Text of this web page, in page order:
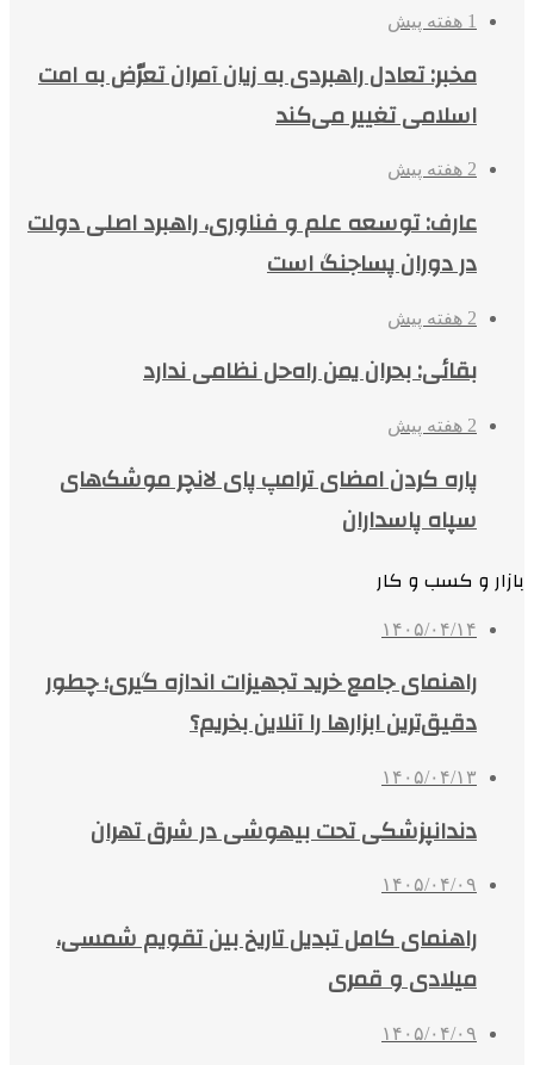
1 هفته پیش
مخبر: تعادل راهبردی به زیان آمران تعرّض به امت
اسلامی تغییر می‌کند
2 هفته پیش
عارف: توسعه علم و فناوری، راهبرد اصلی دولت
در دوران پساجنگ است
2 هفته پیش
بقائی: بحران یمن راه‌حل نظامی ندارد
2 هفته پیش
پاره کردن امضای ترامپ پای لانچر موشک‌های
سپاه پاسداران
بازار و کسب و کار
۱۴۰۵/۰۴/۱۴
راهنمای جامع خرید تجهیزات اندازه گیری؛ چطور
دقیق‌ترین ابزارها را آنلاین بخریم؟
۱۴۰۵/۰۴/۱۳
دندانپزشکی تحت بیهوشی در شرق تهران
۱۴۰۵/۰۴/۰۹
راهنمای کامل تبدیل تاریخ بین تقویم شمسی،
میلادی و قمری
۱۴۰۵/۰۴/۰۹